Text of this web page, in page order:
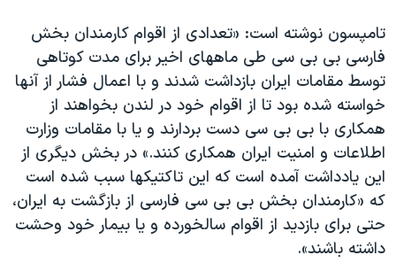
تامپسون نوشته است: «تعدادی از اقوام کارمندان بخش
فارسی بی بی سی طی ماههای اخیر برای مدت کوتاهی
توسط مقامات ایران بازداشت شدند و با اعمال فشار از آنها
خواسته شده بود تا از اقوام خود در لندن بخواهند از
همکاری با بی بی سی دست بردارند و یا با مقامات وزارت
اطلاعات و امنیت ایران همکاری کنند.» در بخش دیگری از
این یادداشت آمده است که این تاکتیکها سبب شده است
که «کارمندان بخش بی بی سی فارسی از بازگشت به ایران،
حتی برای بازدید از اقوام سالخورده و یا بیمار خود وحشت
داشته باشند».